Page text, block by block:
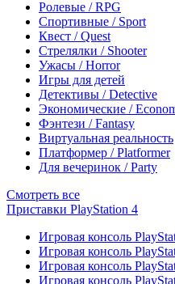
Ролевые / RPG
Спортивные / Sport
Квест / Quest
Стрелялки / Shooter
Ужасы / Horror
Игры для детей
Детективы / Detective
Экономические /
Фэнтези / Fantasy
Виртуальная реальность
Платформер / Platformer
Для вечеринок / Party
Смотреть все
Приставки PlayStation 4
Игровая консоль
Игровая консоль
Игровая консоль
Игровая консоль